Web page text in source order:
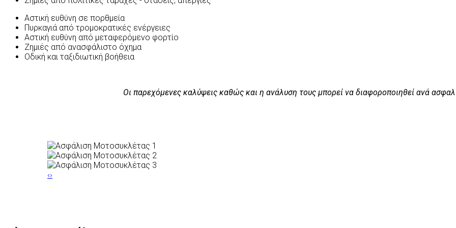
Αστική ευθύνη σε πορθμεία
Πυρκαγιά από τρομοκρατικές ενέργειες
Αστική ευθύνη από μεταφερόμενο φορτίο
Ζημιές από ανασφάλιστο όχημα
Οδική και ταξιδιωτική βοήθεια
Οι παρεχόμενες καλύψεις καθώς και η ανάλυση τους μπορεί να διαφοροποιηθεί ανά
‹›